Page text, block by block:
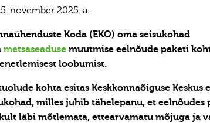
november 2025. a.
Koda (EKO) oma seisukohad
metsaseadusemuutmise eelnõude paketi
loobumist.
kohta esitas Keskkonnaõiguse Keskus
milles juhib tähelepanu, et eelnõudes
läbi mõtlemata, ettearvamatu mõjuga ja